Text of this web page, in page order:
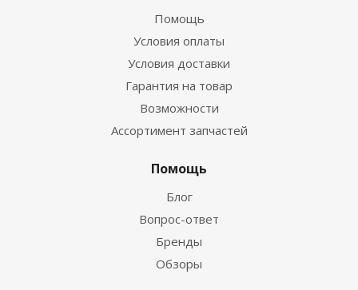
Помощь
Условия оплаты
Условия доставки
Гарантия на товар
Возможности
Ассортимент запчастей
Помощь
Блог
Вопрос-ответ
Бренды
Обзоры